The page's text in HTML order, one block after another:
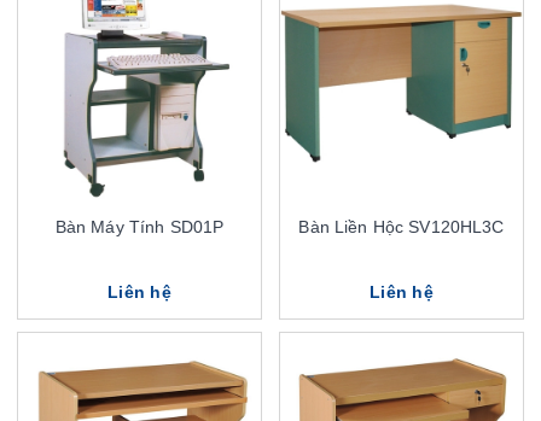
Bàn Máy Tính SD01P
Liên hệ
Bàn Liền Hộc SV120HL3C
Liên hệ